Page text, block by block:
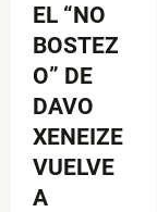
EL “NO
BOSTEZ
O” DE
DAVO
XENEIZE
VUELVE
A